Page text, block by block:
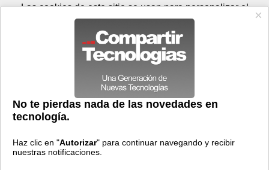
Prensa Videos
Communicados de prensa >
> OPEX® estrena en Europa su sistema de
clasificación robótica Sure Sort®, ...
OPEX® estrena en Europa su sistema de clasificación
robótica Sure Sort®, líder del sector
10/05/2022 - 12:57 por
El «put wall», o muro de clasificación, automatizado
de OPEX se expondrá en la feria LogiMAT 2022..
Jueves 06 de agosto - 10:35 Registrar Conectar
Las cookies de este sitio se usan para personalizar el
contenido y los anuncios, para ofrecer funciones de medios
sociales y para analizar el tráfico. Además, compartimos
información sobre el uso que haga del sitio web con nuestros
partners de medios sociales, de publicidad y de análisis
web.
OK